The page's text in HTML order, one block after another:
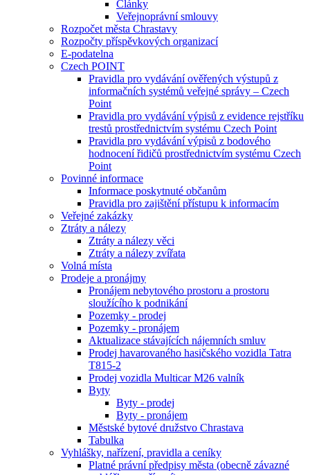
Články
Veřejnoprávní smlouvy
Rozpočet města Chrastavy
Rozpočty příspěvkových organizací
E-podatelna
Czech POINT
Pravidla pro vydávání ověřených výstupů z
informačních systémů veřejné správy – Czech
Point
Pravidla pro vydávání výpisů z evidence rejstříku
trestů prostřednictvím systému Czech Point
Pravidla pro vydávání výpisů z bodového
hodnocení řidičů prostřednictvím systému Czech
Point
Povinné informace
Informace poskytnuté občanům
Pravidla pro zajištění přístupu k informacím
Veřejné zakázky
Ztráty a nálezy
Ztráty a nálezy věci
Ztráty a nálezy zvířata
Volná místa
Prodeje a pronájmy
Pronájem nebytového prostoru a prostoru
sloužícího k podnikání
Pozemky - prodej
Pozemky - pronájem
Aktualizace stávajících nájemních smluv
Prodej havarovaného hasičského vozidla Tatra
T815-2
Prodej vozidla Multicar M26 valník
Byty
Byty - prodej
Byty - pronájem
Městské bytové družstvo Chrastava
Tabulka
Vyhlášky, nařízení, pravidla a ceníky
Platné právní předpisy města (obecně závazné